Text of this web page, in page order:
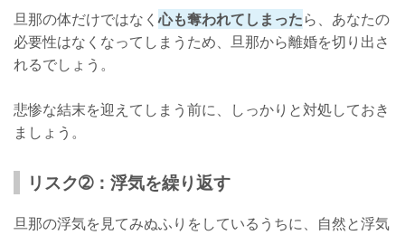
旦那の体だけではなく心も奪われてしまったら、あなたの
必要性はなくなってしまうため、旦那から離婚を切り出さ
れるでしょう。
悲惨な結末を迎えてしまう前に、しっかりと対処しておき
ましょう。
リスク➁：浮気を繰り返す
旦那の浮気を見てみぬふりをしているうちに、自然と浮気